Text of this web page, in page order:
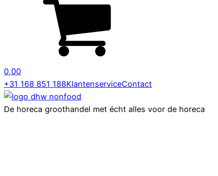
0,00
+31 168 851 188KlantenserviceContact
De horeca groothandel met écht alles voor de horeca